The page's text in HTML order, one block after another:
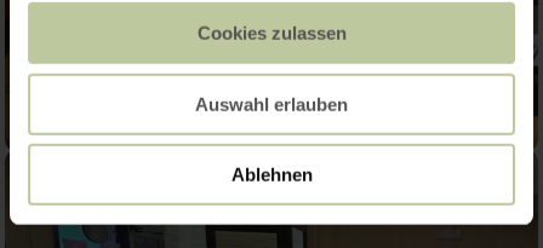
Cookies zulassen
Auswahl erlauben
Ablehnen